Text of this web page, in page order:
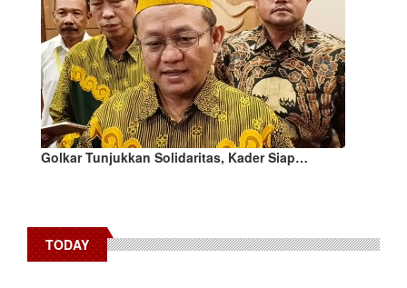
Golkar Tunjukkan Solidaritas, Kader Siap…
TODAY